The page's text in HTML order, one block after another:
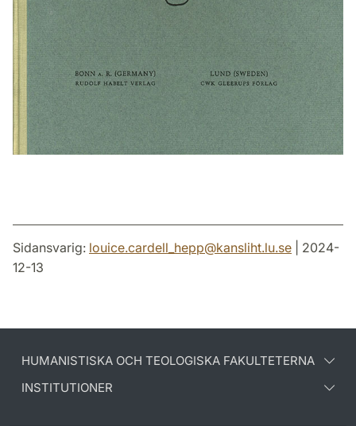
Sidansvarig: louice.cardell_hepp@kansliht.lu.se | 2024-
12-13
HUMANISTISKA OCH TEOLOGISKA FAKULTETERNA
INSTITUTIONER